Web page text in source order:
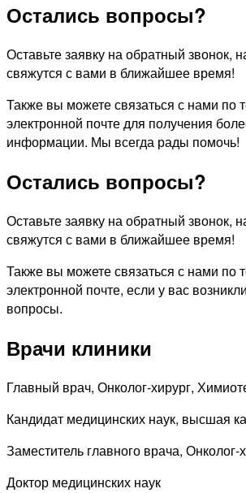
Остались вопросы?
Оставьте заявку на обратный звонок,
свяжутся с вами в ближайшее время!
Также вы можете связаться с нами по
электронной почте для получения
информации. Мы всегда рады помочь!
Остались вопросы?
Оставьте заявку на обратный звонок,
свяжутся с вами в ближайшее время!
Также вы можете связаться с нами по
электронной почте, если у вас
вопросы.
Врачи клиники
Главный врач, Онколог-хирург,
Кандидат медицинских наук, высшая
Заместитель главного врача, Онколог-
Доктор медицинских наук